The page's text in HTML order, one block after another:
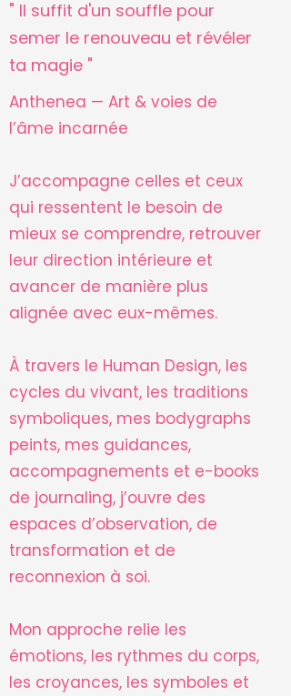
" Il suffit d'un souffle pour
semer le renouveau et révéler
ta magie "
Anthenea — Art & voies de
l’âme incarnée
J’accompagne celles et ceux
qui ressentent le besoin de
mieux se comprendre, retrouver
leur direction intérieure et
avancer de manière plus
alignée avec eux-mêmes.
À travers le Human Design, les
cycles du vivant, les traditions
symboliques, mes bodygraphs
peints, mes guidances,
accompagnements et e-books
de journaling, j’ouvre des
espaces d’observation, de
transformation et de
reconnexion à soi.
Mon approche relie les
émotions, les rythmes du corps,
les croyances, les symboles et